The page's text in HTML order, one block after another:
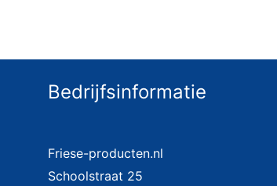
Bedrijfsinformatie
Friese-producten.nl
Schoolstraat 25